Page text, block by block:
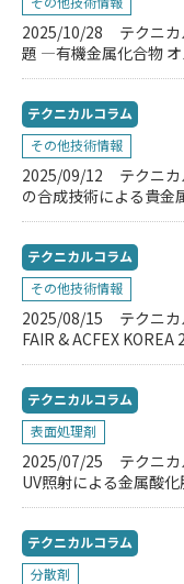
2025/10/28
テクニ
題 ―有機金属化合物
テクニカルコラム
その他技術情報
2025/09/12
テクニ
の合成技術による貴金
テクニカルコラム
その他技術情報
2025/08/15
テクニ
FAIR & ACFEX KOREA
テクニカルコラム
表面処理剤
2025/07/25
テクニ
UV照射による金属酸
テクニカルコラム
分散剤